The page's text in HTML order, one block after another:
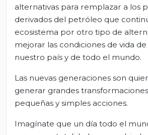
alternativas para remplazar a los
derivados del petróleo que
ecosistema por otro tipo de
mejorar las condiciones de vida
nuestro país y de todo el mundo.
Las nuevas generaciones son
generar grandes
pequeñas y simples acciones.
Imagínate que un día todo el